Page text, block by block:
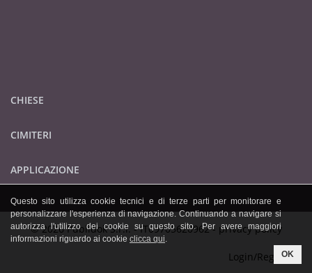
CHIESE
CIMITERI
APPLICAZIONE
© 2026 Publidok S.r.l. - IT09705620962 - privacy policy
Login/Registrati
Questo sito utilizza cookie tecnici e di terze parti per monitorare e
personalizzare l'esperienza di navigazione. Continuando a navigare si
autorizza l'utilizzo dei cookie su questo sito. Per avere maggiori
informazioni riguardo ai cookie clicca qui.
OK